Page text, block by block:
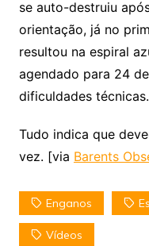
se auto-destruiu
orientação, já no
resultou na espiral
agendado para 24
dificuldades técnicas.
Tudo indica que
vez. [via Barents
Enganos
Vídeos